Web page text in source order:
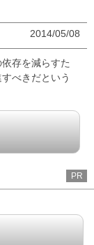
2014/05/08
存を減らすた
べきだという
PR